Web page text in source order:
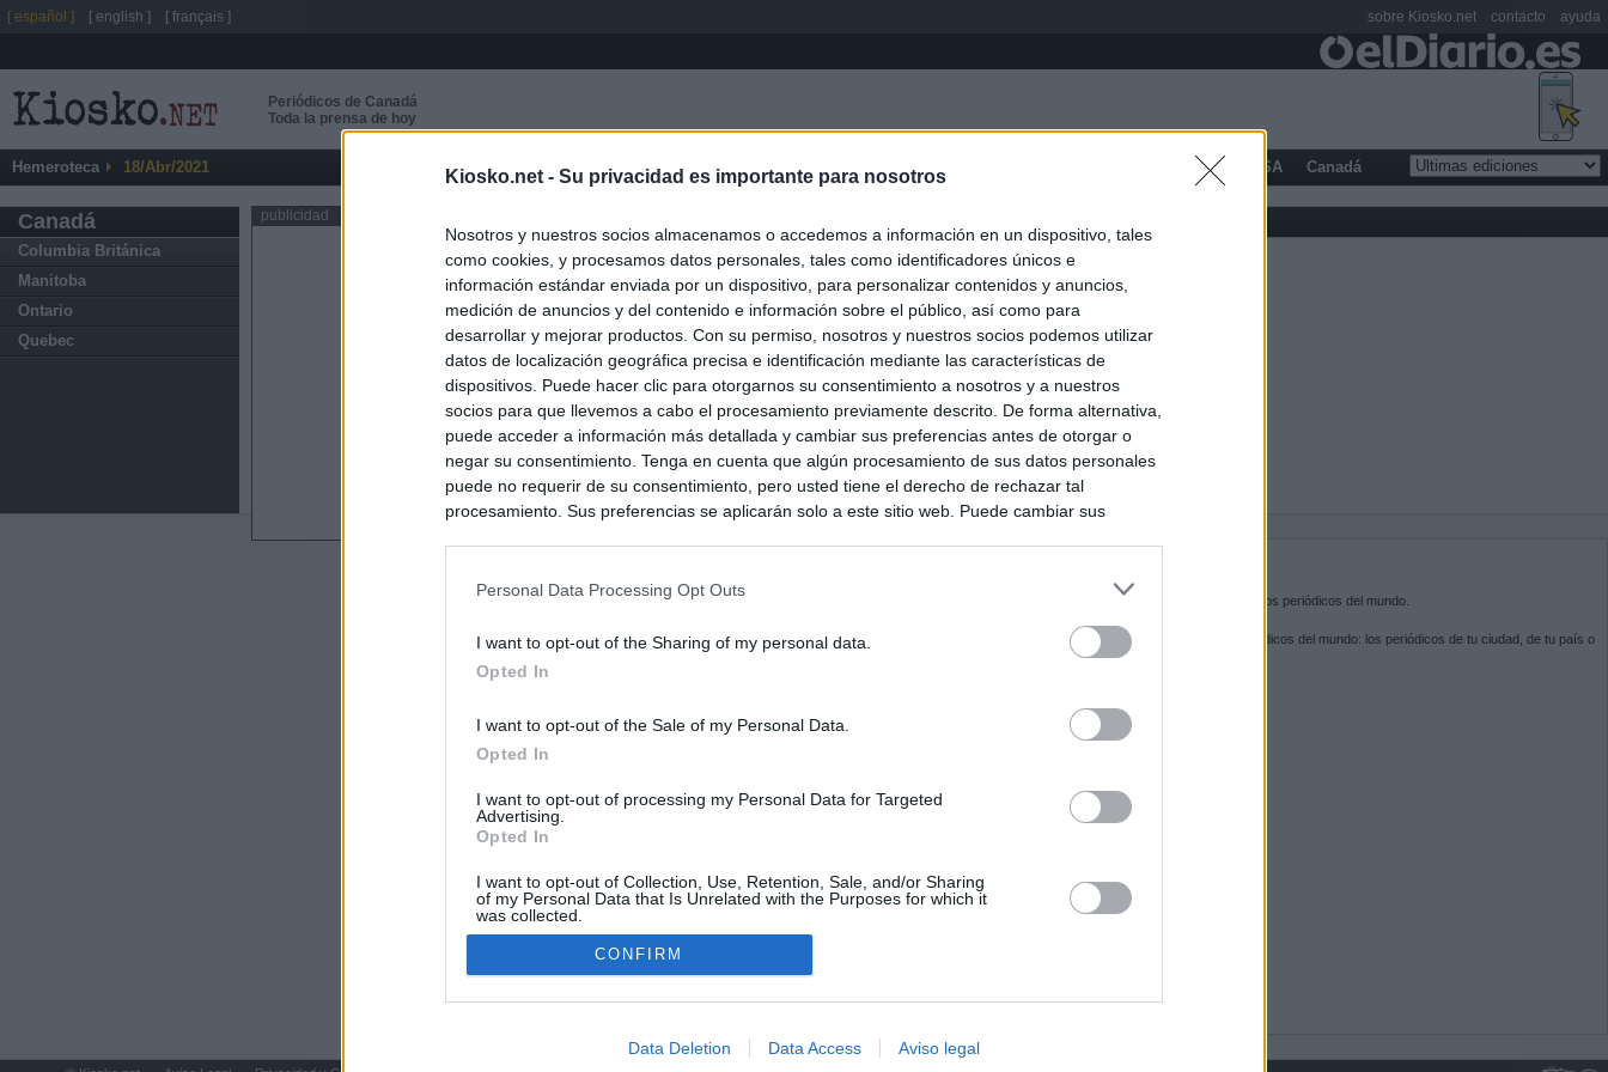
Kiosko.net - Su privacidad es importante para nosotros
Nosotros y nuestros socios almacenamos o accedemos a información en un dispositivo, tales
como cookies, y procesamos datos personales, tales como identificadores únicos e
información estándar enviada por un dispositivo, para personalizar contenidos y anuncios,
medición de anuncios y del contenido e información sobre el público, así como para
desarrollar y mejorar productos. Con su permiso, nosotros y nuestros socios podemos utilizar
datos de localización geográfica precisa e identificación mediante las características de
dispositivos. Puede hacer clic para otorgarnos su consentimiento a nosotros y a nuestros
socios para que llevemos a cabo el procesamiento previamente descrito. De forma alternativa,
puede acceder a información más detallada y cambiar sus preferencias antes de otorgar o
negar su consentimiento. Tenga en cuenta que algún procesamiento de sus datos personales
puede no requerir de su consentimiento, pero usted tiene el derecho de rechazar tal
procesamiento. Sus preferencias se aplicarán solo a este sitio web. Puede cambiar sus
Personal Data Processing Opt Outs
I want to opt-out of the Sharing of my personal data.
Opted In
I want to opt-out of the Sale of my Personal Data.
Opted In
I want to opt-out of processing my Personal Data for Targeted
Advertising.
Opted In
I want to opt-out of Collection, Use, Retention, Sale, and/or Sharing
of my Personal Data that Is Unrelated with the Purposes for which it
was collected.
Opted In
CONFIRM
Data Deletion Data Access Aviso legal
Periódicos de Canadá
Toda la prensa de hoy
Hemeroteca 18/Abr/2021 Inicio Latinoamérica USA Canadá
Canadá
Columbia Británica
Manitoba
Ontario
Quebec
publicidad
Últimas noticias
El consejero al que Ayuso señaló por la compra del ático: "Lo que no se dice es
El Gobierno de Ayuso no puede destinar directamente la venta del ático de
Las cifras del ático: de los honorarios de la inmobiliaria a la estimación de venta
Ayuso reina en la era de la impunidad
El juez propone juzgar a la alcaldesa de Alcalá por la filtración de informes
policiales para "salvar a la jefa" Ayuso
"¿Cuál es el plan?": dentro de los grupos de WhatsApp, Facebook e Instagram
que organizan un nuevo cruce a Ceuta desde Marruecos para el 15 de agosto
es la puerta de entrada a los periódicos del mundo.
Navega por las portadas de los periódicos del mundo: los periódicos de tu ciudad, de tu país o
del otro extremo del mundo.
[ español ] [ english ] [ français ] sobre Kiosko.net contacto ayuda